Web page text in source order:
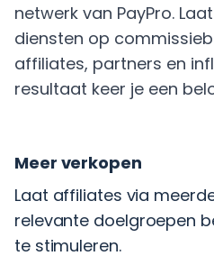
netwerk van PayPro.
diensten op
affiliates, partners en
resultaat keer je een
Meer verkopen
Laat affiliates via
relevante doelgroepen
te stimuleren.